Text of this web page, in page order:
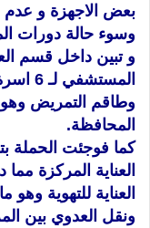
بعض الاجهزة و عدم
وسوء حالة دورات
و تبين داخل قسم ا
وطاقم التمريض
المحافظة.
كما فوجئت الحملة
العناية المركزة
العناية للتهوية
ونقل العدوي بين